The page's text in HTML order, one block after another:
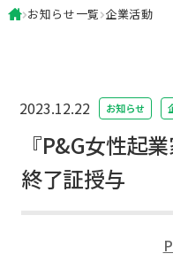
お知らせ一覧 企業活動
2023.12.22 お知らせ
『P&G女性起
終了証授与